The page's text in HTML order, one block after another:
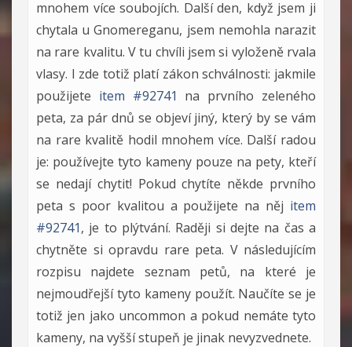
mnohem více soubojích. Další den, když jsem ji
chytala u Gnomereganu, jsem nemohla narazit
na rare kvalitu. V tu chvíli jsem si vyloženě rvala
vlasy. I zde totiž platí zákon schválnosti: jakmile
použijete item #92741 na prvního zeleného
peta, za pár dnů se objeví jiný, který by se vám
na rare kvalitě hodil mnohem více. Další radou
je: používejte tyto kameny pouze na pety, kteří
se nedají chytit! Pokud chytíte někde prvního
peta s poor kvalitou a použijete na něj item
#92741, je to plýtvání. Raději si dejte na čas a
chytněte si opravdu rare peta. V následujícím
rozpisu najdete seznam petů, na které je
nejmoudřejší tyto kameny použít. Naučíte se je
totiž jen jako uncommon a pokud nemáte tyto
kameny, na vyšší stupeň je jinak nevyzvednete.